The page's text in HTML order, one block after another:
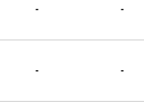
- -
- -